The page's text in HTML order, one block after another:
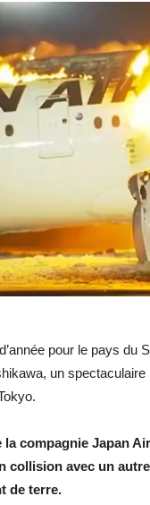
pour le pays du
un
la compagnie Japan
collision avec un
de terre.